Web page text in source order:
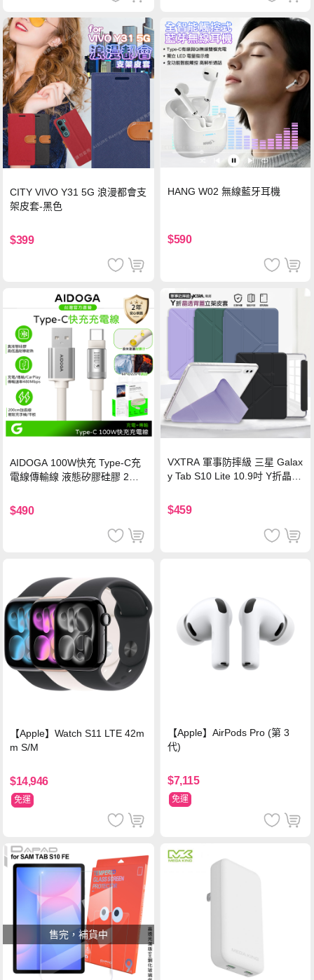
CITY VIVO Y31 5G 浪漫都會支
架皮套-黑色
$399
HANG W02 無線藍牙耳機
$590
AIDOGA 100W快充 Type-C充
電線傳輸線 液態矽膠硅膠 2M
$490
VXTRA 軍事防摔級 三星 Galax
y Tab S10 Lite 10.9吋 Y折晶透
$459
【Apple】Watch S11 LTE 42m
m S/M
$14,946
免運
【Apple】AirPods Pro (第 3
代)
$7,115
免運
售完，補貨中